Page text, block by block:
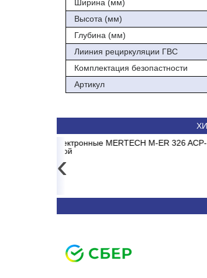
Ширина (мм)
Высота (мм)
Глубина (мм)
Лииния рециркуляции ГВС
Комплектация безопастности
Артикул
15.2 до 15кг LCD, 2г,
Весы
‹
MADRID INVERTER